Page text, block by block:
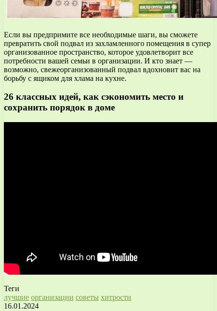
Если вы предпримите все необходимые шаги, вы сможете
превратить свой подвал из захламленного помещения в супер
организованное пространство, которое удовлетворит все
потребности вашей семьи в организации. И кто знает —
возможно, свежеорганизованный подвал вдохновит вас на
борьбу с ящиком для хлама на кухне.
26 классных идей, как сэкономить место и
сохранить порядок в доме
Теги
лучшие организации советы хитрости
16.01.2024